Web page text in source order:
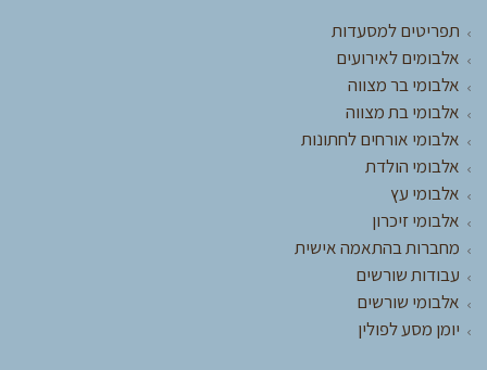
תפריטים למסעדות
אלבומים לאירועים
אלבומי בר מצווה
אלבומי בת מצווה
אלבומי אורחים לחתונות
אלבומי הולדת
אלבומי עץ
אלבומי זיכרון
מחברות בהתאמה אישית
עבודות שורשים
אלבומי שורשים
יומן מסע לפולין